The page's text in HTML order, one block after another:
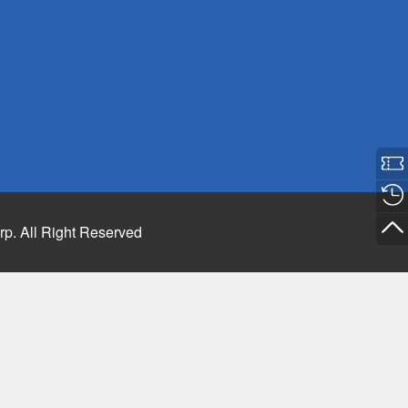
All Right Reserved